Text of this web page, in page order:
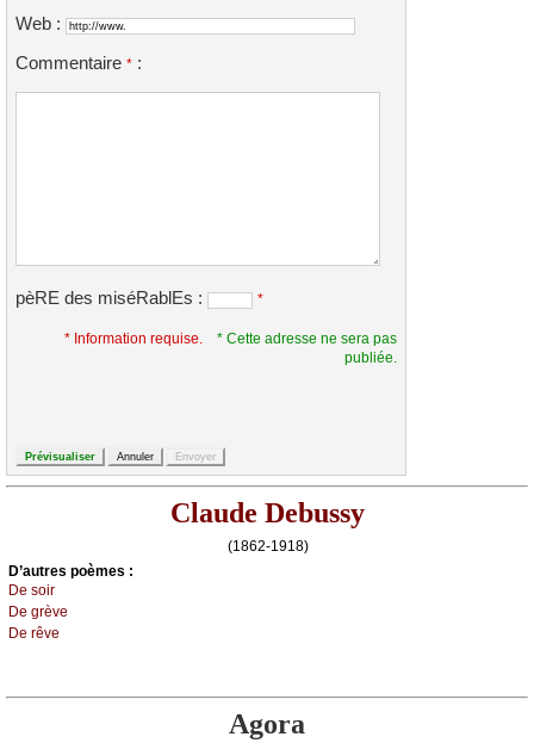
Web :
Commentaire * :
pèRE des miséRablEs : *
* Information requise.
* Cette adresse ne sera pas
publiée.
Claude Debussy
(1862-1918)
D’autrеs pоèmеs :
Dе sоir
Dе grèvе
Dе rêvе
Agora